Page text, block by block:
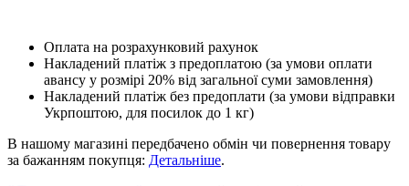
Оплата на розрахунковий рахунок
Накладений платіж з предоплатою (за умови оплати
авансу у розмірі 20% від загальної суми замовлення)
Накладений платіж без предоплати (за умови відправки
Укрпоштою, для посилок до 1 кг)
В нашому магазині передбачено обмін чи повернення товару
за бажанням покупця: Детальніше.